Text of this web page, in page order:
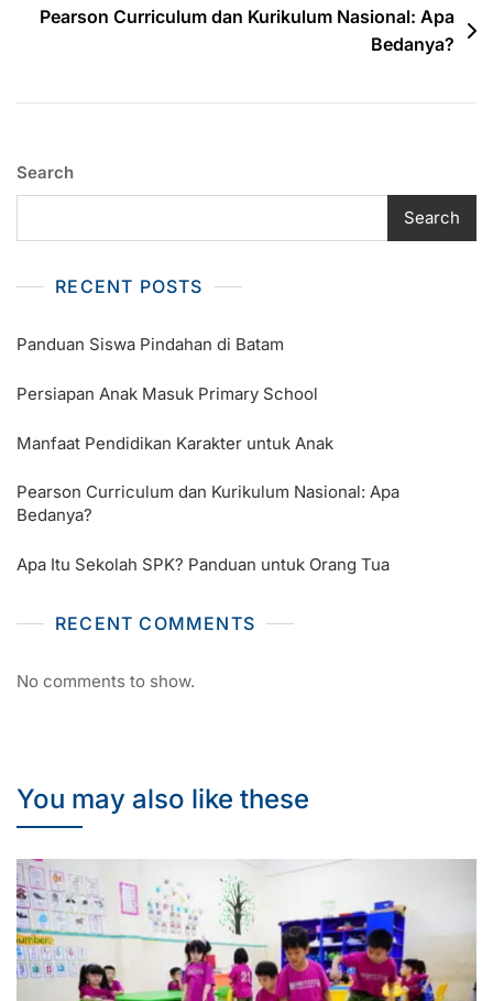
Pearson Curriculum dan Kurikulum Nasional: Apa
Bedanya?
Search
Search
RECENT POSTS
Panduan Siswa Pindahan di Batam
Persiapan Anak Masuk Primary School
Manfaat Pendidikan Karakter untuk Anak
Pearson Curriculum dan Kurikulum Nasional: Apa
Bedanya?
Apa Itu Sekolah SPK? Panduan untuk Orang Tua
RECENT COMMENTS
No comments to show.
You may also like these